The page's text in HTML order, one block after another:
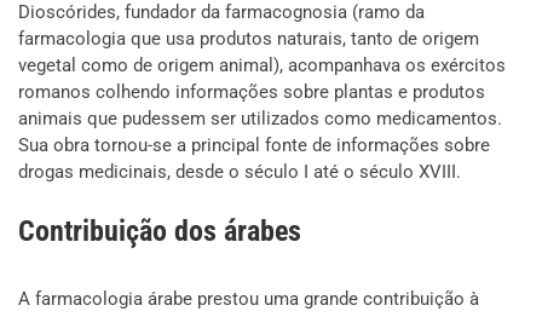
Dioscórides, fundador da farmacognosia (ramo da
farmacologia que usa produtos naturais, tanto de origem
vegetal como de origem animal), acompanhava os exércitos
romanos colhendo informações sobre plantas e produtos
animais que pudessem ser utilizados como medicamentos.
Sua obra tornou-se a principal fonte de informações sobre
drogas medicinais, desde o século I até o século XVIII.
Contribuição dos árabes
A farmacologia árabe prestou uma grande contribuição à